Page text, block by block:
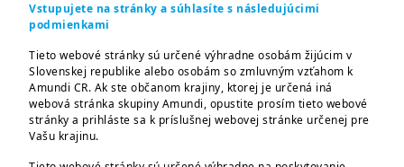
Vstupujete na stránky a súhlasíte s následujúcimi
podmienkami
Tieto webové stránky sú určené výhradne osobám žijúcim v
Slovenskej republike alebo osobám so zmluvným vzťahom k
Amundi CR. Ak ste občanom krajiny, ktorej je určená iná
webová stránka skupiny Amundi, opustite prosím tieto webové
stránky a prihláste sa k príslušnej webovej stránke určenej pre
Vašu krajinu.
Zodpovedné investovanie je charakteristické
tím, že kombinuje udržateľnosť a rast
hodnoty kapitálu.“
Portfólia nielen pre investorov, ktorým nie
je ľahostajné, ako vyzerá krajina, v ktorej
žijú a ktorí chcú smerovať svoje financie